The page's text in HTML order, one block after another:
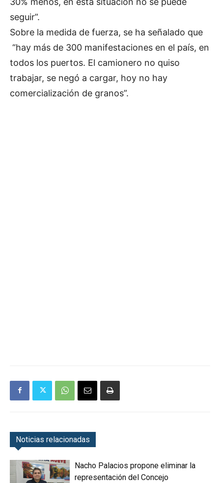
seguir”.
Sobre la medida de fuerza, se ha señalado que
“hay más de 300 manifestaciones en el país, en
todos los puertos. El camionero no quiso
trabajar, se negó a cargar, hoy no hay
comercialización de granos”.
Noticias relacionadas
Nacho Palacios propone eliminar la
representación del Concejo